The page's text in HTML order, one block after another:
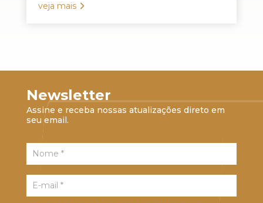
veja mais
Newsletter
Assine e receba nossas atualizações direto em
seu email.